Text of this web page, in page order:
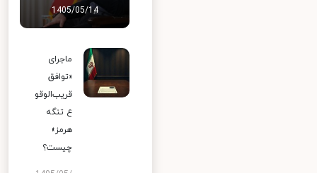
1405/05/14
ماجرای
«توافق
قریب‌الوقو
ع تنگه
هرمز»
چیست؟